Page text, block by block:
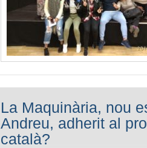
La Maquinària, nou
Andreu, adherit al
català?